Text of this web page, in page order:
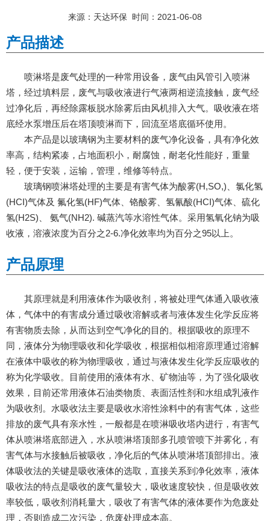
来源：天达环保 时间：2021-06-08
产品描述
喷淋塔是废气处理的一种常用设备，废气由风管引入喷淋
塔，经过填料层，废气与吸收液进行气液两相逆流接触，废气经
过净化后，再经除露板脱水除雾后由风机排入大气。吸收液在塔
底经水泵增压后在塔顶喷淋而下，回流至塔底循环使用。
本产品是以玻璃钢为主要材料的废气净化设备，具有净化效
率高，结构紧凑，占地面积小，耐腐蚀，耐老化性能好，重量
轻，便于安装，运输，管理，维修等特点。
玻璃钢喷淋塔处理的主要是有害气体为酸雾(H,SO,)、氯化氢
(HCI)气体及 氟化氢(HF)气体、铬酸雾、氢氰酸(HCI)气体、硫化
氢(H2S)、 氨气(NH2). 碱蒸汽等水溶性气体。采用氢氧化钠为吸
收液，溶液浓度为百分之2-6.净化效率均为百分之95以上。
产品原理
其原理就是利用液体作为吸收剂，将被处理气体通入吸收液
体，气体中的有害成分通过吸收溶解或者与液体发生化学反应将
有害物质去除，从而达到空气净化的目的。根据吸收的原理不
同，液体分为物理吸收和化学吸收，根据相似相溶原理通过溶解
在液体中吸收的称为物理吸收，通过与液体发生化学反应吸收的
称为化学吸收。目前使用的液体有水、矿物油等，为了强化吸收
效果，目前还常用液体石油类物质、表面活性剂和水组成乳液作
为吸收剂。水吸收法主要是吸收水溶性涂料中的有害气体，这些
排放的废气具有亲水性，一般都是在喷淋吸收塔内进行，有害气
体从喷淋塔底部进入，水从喷淋塔顶部多孔喷管喷下并雾化，有
害气体与水接触后被吸收，净化后的气体从喷淋塔顶部排出。液
体吸收法的关键是吸收液体的选取，直接关系到净化效率，液体
吸收法的特点是吸收的废气量较大，吸收速度较快，但是吸收效
率较低，吸收剂消耗量大，吸收了有害气体的液体要作为危废处
理，否则造成二次污染，危废处理成本高。